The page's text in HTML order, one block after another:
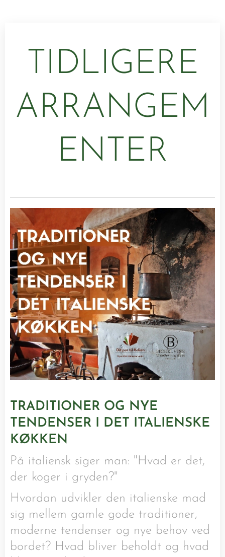
TIDLIGERE
ARRANGEM
ENTER
TRADITIONER OG NYE
TENDENSER I DET ITALIENSKE
KØKKEN
På italiensk siger man: "Hvad er det,
der koger i gryden?"
Hvordan udvikler den italienske mad
sig mellem gamle gode traditioner,
moderne tendenser og nye behov ved
bordet? Hvad bliver beholdt og hvad